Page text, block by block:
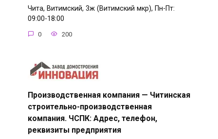
Чита, Витимский, 3ж (Витимский мкр), Пн-Пт:
09:00-18:00
0 200
Производственная компания — Читинская
строительно-производственная
компания. ЧСПК: Адрес, телефон,
реквизиты предприятия